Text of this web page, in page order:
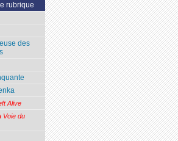
rubrique
des
Alive
Voie du